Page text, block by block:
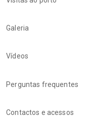
Galeria
Vídeos
Perguntas frequentes
Contactos e acessos